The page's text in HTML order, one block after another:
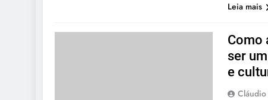
Leia mais
Como
ser
e